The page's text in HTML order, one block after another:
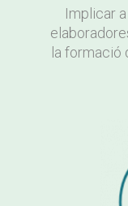
Implicar
la formació